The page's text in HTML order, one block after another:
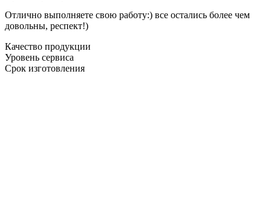
Отлично выполняете свою работу:) все остались более чем
довольны, респект!)
Качество продукции
Уровень сервиса
Срок изготовления